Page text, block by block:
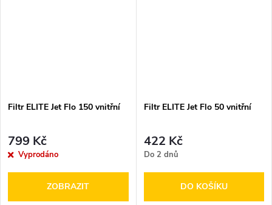
Filtr ELITE Jet Flo 150 vnitřní
799 Kč
Vyprodáno
ZOBRAZIT
Filtr ELITE Jet Flo 50 vnitřní
422 Kč
Do 2 dnů
DO KOŠÍKU